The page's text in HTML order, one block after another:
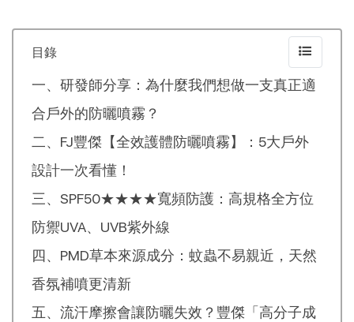
目錄
一、研發師分享：為什麼我們想做一支真正適
合戶外的防曬噴霧？
二、FJ豐傑【全效護體防曬噴霧】：5大戶外
設計一次看懂！
三、SPF50★★★★寬頻防護：高規格全方位
防禦UVA、UVB紫外線
四、PMD草本來源成分：蚊蟲不易親近，天然
香氛補噴更清新
五、流汗摩擦會讓防曬失效？豐傑「高分子成